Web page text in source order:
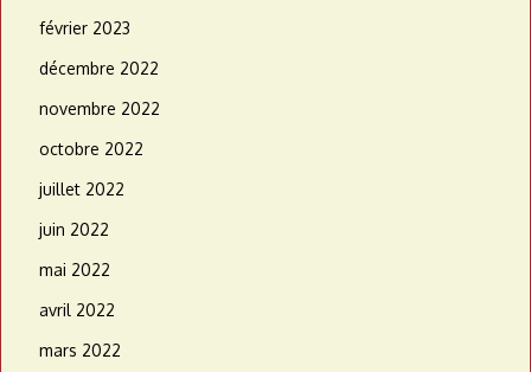
février 2023
décembre 2022
novembre 2022
octobre 2022
juillet 2022
juin 2022
mai 2022
avril 2022
mars 2022